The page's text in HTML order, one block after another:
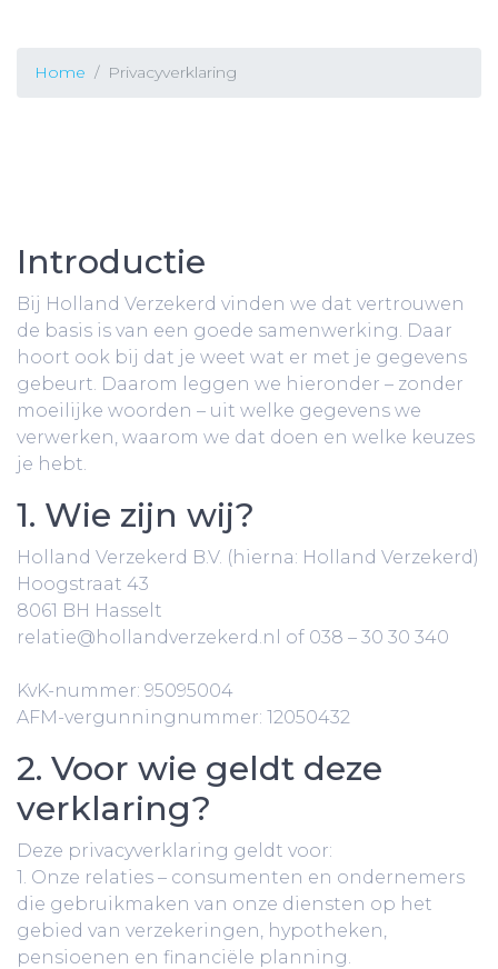
Home Privacyverklaring
Introductie
Bij Holland Verzekerd vinden we dat vertrouwen
de basis is van een goede samenwerking. Daar
hoort ook bij dat je weet wat er met je gegevens
gebeurt. Daarom leggen we hieronder – zonder
moeilijke woorden – uit welke gegevens we
verwerken, waarom we dat doen en welke keuzes
je hebt.
1. Wie zijn wij?
Holland Verzekerd B.V. (hierna: Holland Verzekerd)
Hoogstraat 43
8061 BH Hasselt
relatie@hollandverzekerd.nl of 038 – 30 30 340
KvK-nummer: 95095004
AFM-vergunningnummer: 12050432
2. Voor wie geldt deze
verklaring?
Deze privacyverklaring geldt voor:
1. Onze relaties – consumenten en ondernemers
die gebruikmaken van onze diensten op het
gebied van verzekeringen, hypotheken,
pensioenen en financiële planning.